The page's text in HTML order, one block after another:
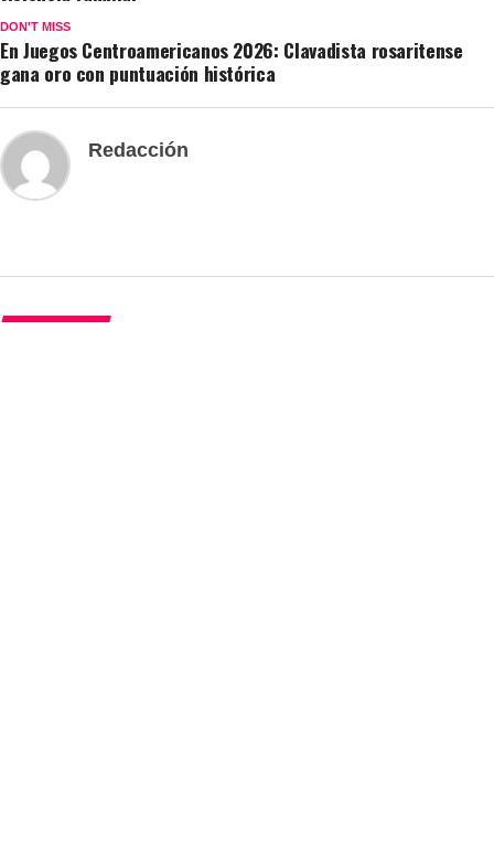
DON'T MISS
En Juegos Centroamericanos 2026: Clavadista rosaritense
gana oro con puntuación histórica
Redacción
DEPORTES